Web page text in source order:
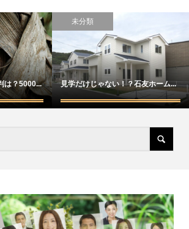
は？5000...
未分類
見学だけじゃない！？石友ホーム...